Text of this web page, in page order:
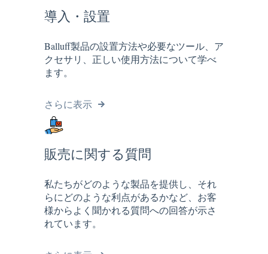
導入・設置
Balluff製品の設置方法や必要なツール、ア
クセサリ、正しい使用方法について学べ
ます。
さらに表示
販売に関する質問
私たちがどのような製品を提供し、それ
らにどのような利点があるかなど、お客
様からよく聞かれる質問への回答が示さ
れています。